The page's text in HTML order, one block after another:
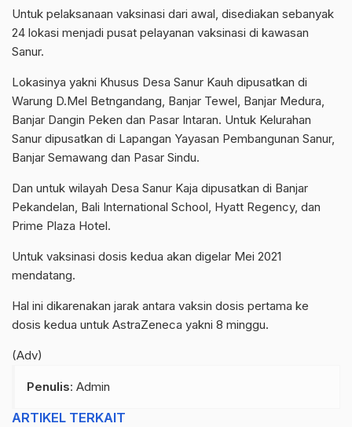
Untuk pelaksanaan vaksinasi dari awal, disediakan sebanyak
24 lokasi menjadi pusat pelayanan vaksinasi di kawasan
Sanur.
Lokasinya yakni Khusus Desa Sanur Kauh dipusatkan di
Warung D.Mel Betngandang, Banjar Tewel, Banjar Medura,
Banjar Dangin Peken dan Pasar Intaran. Untuk Kelurahan
Sanur dipusatkan di Lapangan Yayasan Pembangunan Sanur,
Banjar Semawang dan Pasar Sindu.
Dan untuk wilayah Desa Sanur Kaja dipusatkan di Banjar
Pekandelan, Bali International School, Hyatt Regency, dan
Prime Plaza Hotel.
Untuk vaksinasi dosis kedua akan digelar Mei 2021
mendatang.
Hal ini dikarenakan jarak antara vaksin dosis pertama ke
dosis kedua untuk AstraZeneca yakni 8 minggu.
(Adv)
Penulis: Admin
ARTIKEL TERKAIT